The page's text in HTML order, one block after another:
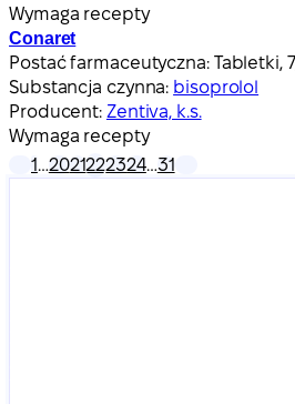
Wymaga recepty
Conaret
Postać farmaceutyczna: Tabletki,
Substancja czynna: bisoprolol
Producent: Zentiva, k.s.
Wymaga recepty
1…2021222324…31